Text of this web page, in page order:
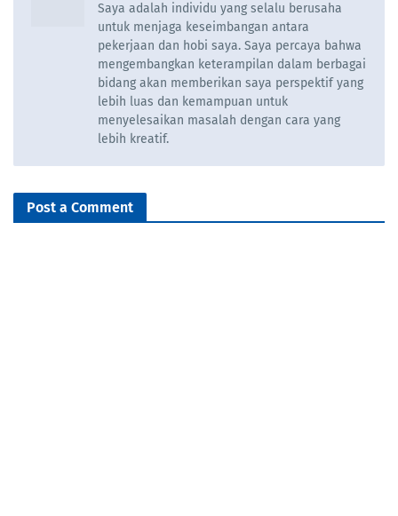
Saya adalah individu yang selalu berusaha
untuk menjaga keseimbangan antara
pekerjaan dan hobi saya. Saya percaya bahwa
mengembangkan keterampilan dalam berbagai
bidang akan memberikan saya perspektif yang
lebih luas dan kemampuan untuk
menyelesaikan masalah dengan cara yang
lebih kreatif.
Post a Comment